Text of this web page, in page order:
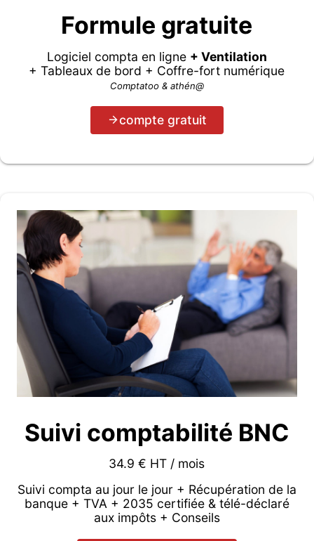
Formule gratuite
Logiciel compta en ligne + Ventilation
+ Tableaux de bord + Coffre-fort numérique
Comptatoo & athén@
compte gratuit
Suivi comptabilité BNC
34.9 € HT / mois
Suivi compta au jour le jour + Récupération de la
banque + TVA + 2035 certifiée & télé-déclaré
aux impôts + Conseils